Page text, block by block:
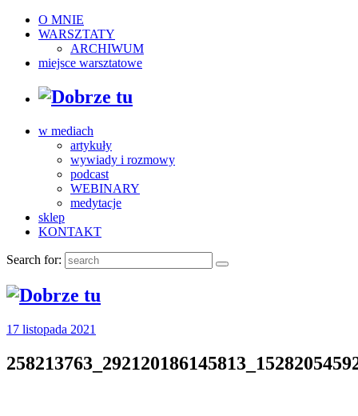
O MNIE
WARSZTATY
ARCHIWUM
miejsce warsztatowe
w mediach
artykuły
wywiady i rozmowy
podcast
WEBINARY
medytacje
sklep
KONTAKT
Search for:
17 listopada 2021